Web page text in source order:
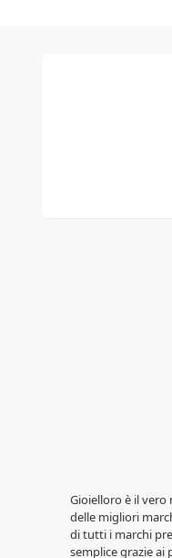
Gioielloro è il vero
delle migliori
di tutti i marchi
semplice grazie ai